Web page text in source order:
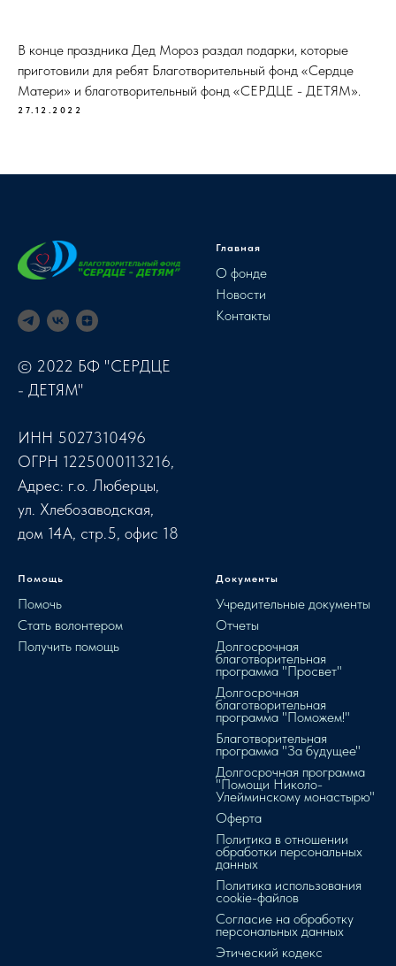
В конце праздника Дед Мороз раздал подарки, которые
приготовили для ребят Благотворительный фонд «Сердце
Матери» и благотворительный фонд «СЕРДЦЕ - ДЕТЯМ».
27.12.2022
© 2022 БФ "СЕРДЦЕ
- ДЕТЯМ"
ИНН 5027310496
ОГРН 1225000113216,
Адрес: г.о. Люберцы,
ул. Хлебозаводская,
дом 14А, стр.5, офис 18
Главная
О фонде
Новости
Контакты
Помощь
Помочь
Стать волонтером
Получить помощь
Документы
Учредительные документы
Отчеты
Долгосрочная
благотворительная
программа "Просвет"
Долгосрочная
благотворительная
программа "Поможем!"
Благотворительная
программа "За будущее"
Долгосрочная программа
"Помощи Николо-
Улейминскому монастырю"
Оферта
Политика в отношении
обработки персональных
данных
Политика использования
cookie-файлов
Согласие на обработку
персональных данных
Этический кодекс